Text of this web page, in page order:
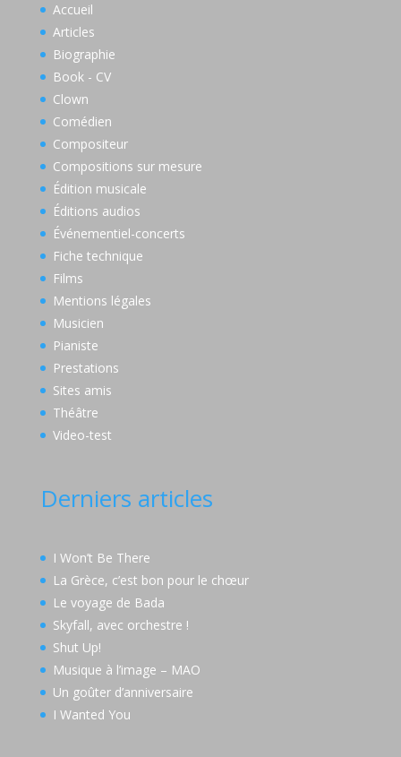
Accueil
Articles
Biographie
Book - CV
Clown
Comédien
Compositeur
Compositions sur mesure
Édition musicale
Éditions audios
Événementiel-concerts
Fiche technique
Films
Mentions légales
Musicien
Pianiste
Prestations
Sites amis
Théâtre
Video-test
Derniers articles
I Won’t Be There
La Grèce, c’est bon pour le chœur
Le voyage de Bada
Skyfall, avec orchestre !
Shut Up!
Musique à l’image – MAO
Un goûter d’anniversaire
I Wanted You